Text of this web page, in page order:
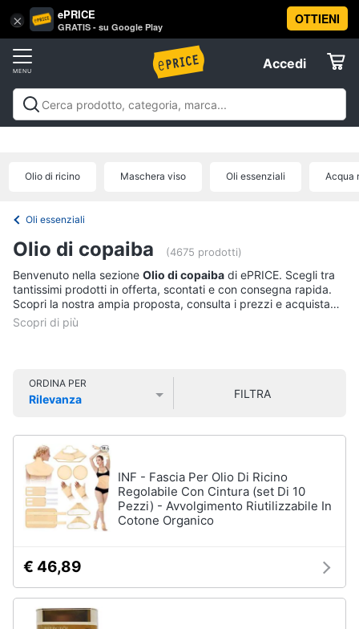
× ePRICE
GRATIS - su Google Play
OTTIENI
Accedi
Accedi
Registrati
Offerte
Tv
e
Home
Cinema
home
Audio
e
musica
Arredo
Vai
al
Beauty
Piccoli
cura
Dyson
Piastra
per
capelli
Silk
epil
tutti
Cura
dei
capelli
Shampoo
Tinta
Maschera
Spazzola
corpoMake up Creme e cosmetici ProfumiMigliori
Olio di ricino Maschera viso Oli essenziali Acqua
Oli essenziali
Olio di copaiba (4675 prodotti)
Benvenuto nella sezione Olio di copaiba di ePRICE. Scegli tra
tantissimi prodotti in offerta, scontati e con consegna rapida.
Scopri la nostra ampia proposta, consulta i prezzi e acquista
comodamente online.
ORDINA PER
Rilevanza
FILTRA
INF - Fascia Per Olio Di Ricino
Regolabile Con Cintura (set Di 10
Pezzi) - Avvolgimento Riutilizzabile In
Cotone Organico
€ 46,89